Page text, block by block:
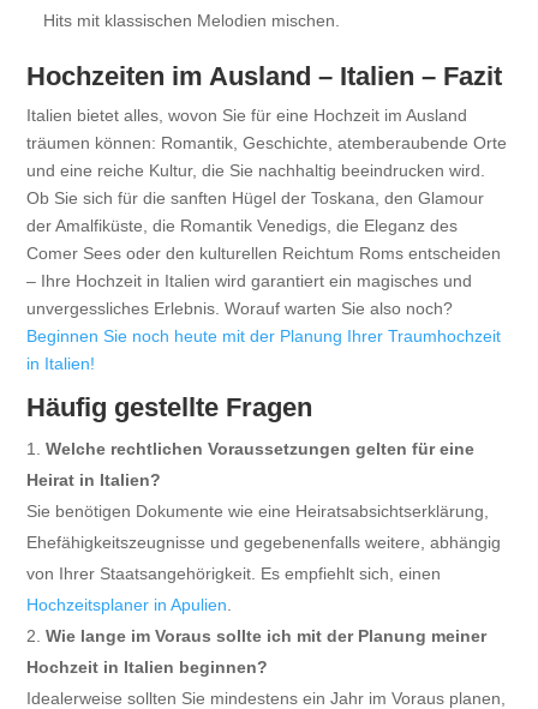
Hits mit klassischen Melodien mischen.
Hochzeiten im Ausland – Italien – Fazit
Italien bietet alles, wovon Sie für eine Hochzeit im Ausland
träumen können: Romantik, Geschichte, atemberaubende Orte
und eine reiche Kultur, die Sie nachhaltig beeindrucken wird.
Ob Sie sich für die sanften Hügel der Toskana, den Glamour
der Amalfiküste, die Romantik Venedigs, die Eleganz des
Comer Sees oder den kulturellen Reichtum Roms entscheiden
– Ihre Hochzeit in Italien wird garantiert ein magisches und
unvergessliches Erlebnis. Worauf warten Sie also noch?
Beginnen Sie noch heute mit der Planung Ihrer Traumhochzeit
in Italien!
Häufig gestellte Fragen
Welche rechtlichen Voraussetzungen gelten für eine
Heirat in Italien?
Sie benötigen Dokumente wie eine Heiratsabsichtserklärung,
Ehefähigkeitszeugnisse und gegebenenfalls weitere, abhängig
von Ihrer Staatsangehörigkeit. Es empfiehlt sich, einen
Hochzeitsplaner in Apulien
Wie lange im Voraus sollte ich mit der Planung meiner
Hochzeit in Italien beginnen?
Idealerweise sollten Sie mindestens ein Jahr im Voraus planen,